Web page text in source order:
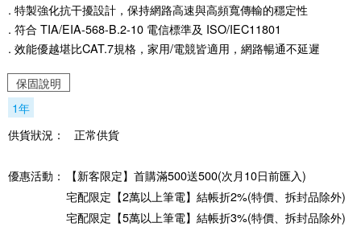
. 特製強化抗干擾設計，保持網路高速與高頻寬傳輸的穩定性
. 符合 TIA/EIA-568-B.2-10 電信標準及 ISO/IEC11801
. 效能優越堪比CAT.7規格，家用/電競皆適用，網路暢通不延遲
保固說明
1年
供貨狀況：
正常供貨
優惠活動：
【新客限定】首購滿500送500(次月10日前匯入)
宅配限定【2萬以上筆電】結帳折2%(特價、拆封品除外)
宅配限定【5萬以上筆電】結帳折3%(特價、拆封品除外)